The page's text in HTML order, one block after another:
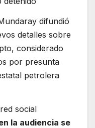
difundió
detalles sobre
considerado
por presunta
petrolera
social
la audiencia se